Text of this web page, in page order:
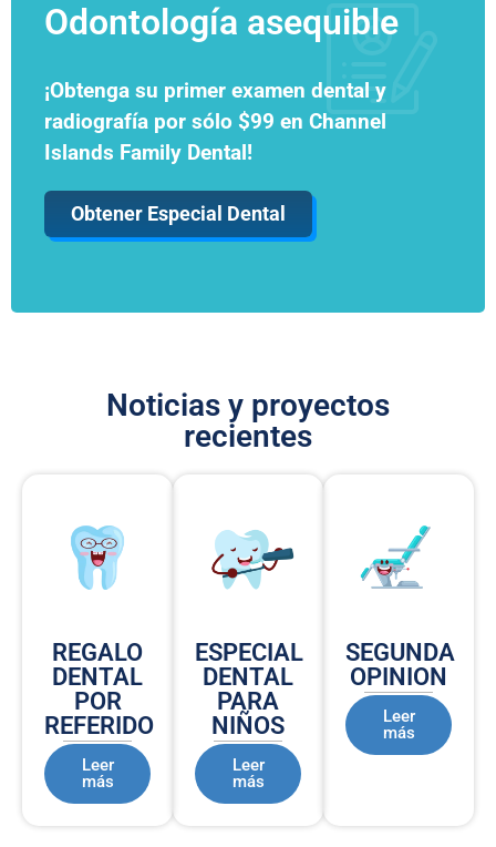
Odontología asequible
¡Obtenga su primer examen dental y
radiografía por sólo $99 en Channel
Islands Family Dental!
Obtener Especial Dental
Noticias y proyectos
recientes
REGALO
DENTAL
POR
REFERIDO
Leer
más
ESPECIAL
DENTAL
PARA
NIÑOS
Leer
más
SEGUNDA
OPINION
Leer
más